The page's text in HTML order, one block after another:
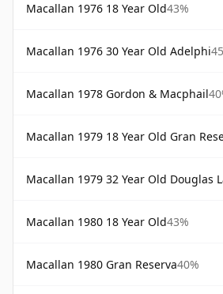
Macallan 1976 18 Year Old43%
Macallan 1976 30 Year Old Adelphi
Macallan 1978 Gordon & Macphail
Macallan 1979 18 Year Old Gran
Macallan 1979 32 Year Old Douglas Laing Platinum
Macallan 1980 18 Year Old43%
Macallan 1980 Gran Reserva40%